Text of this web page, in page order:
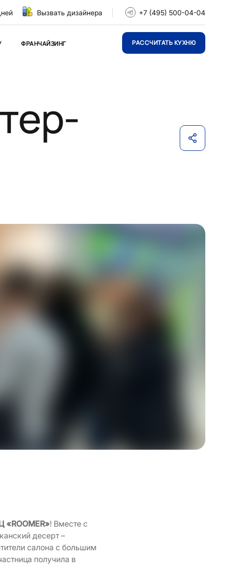
Вызвать дизайнера +7 (495) 500-04-04
ФРАНЧАЙЗИНГ РАССЧИТАТЬ КУХНЮ
«ROOMER»! Вместе с
десерт –
салона с большим
получила в